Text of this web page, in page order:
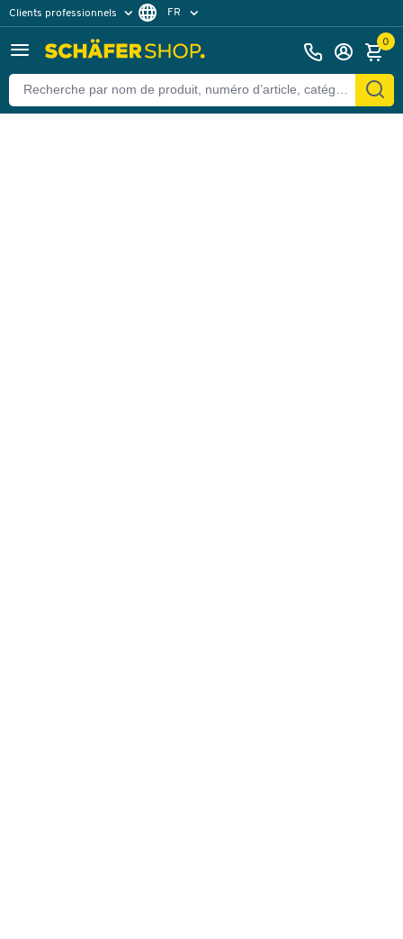
Clients professionnels
Clients particuliers
FR
0
Retour